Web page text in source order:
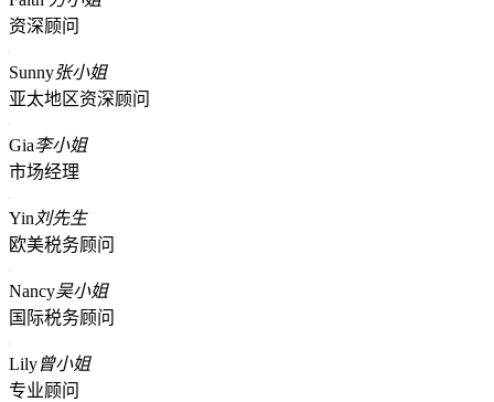
资深顾问
Sunny张小姐
亚太地区资深顾问
Gia李小姐
市场经理
Yin 刘先生
欧美税务顾问
Nancy吴小姐
国际税务顾问
Lily曾小姐
专业顾问